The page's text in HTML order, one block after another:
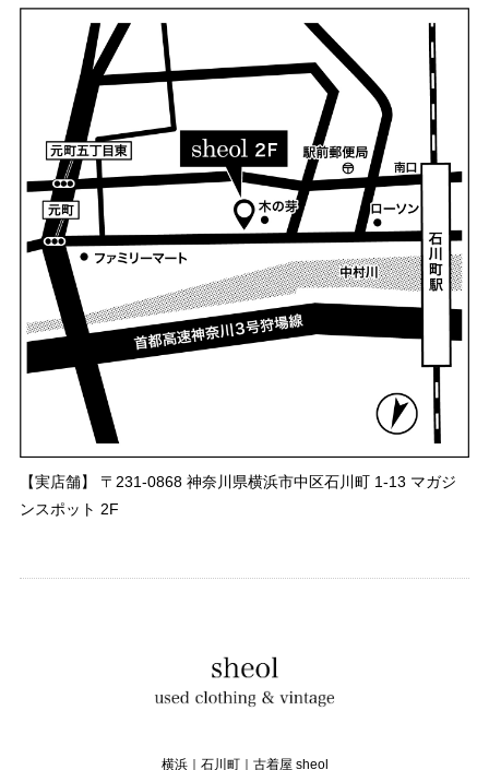
【実店舗】 〒231-0868 神奈川県横浜市中区石川町 1-13 マガジ
ンスポット 2F
横浜｜石川町｜古着屋 sheol